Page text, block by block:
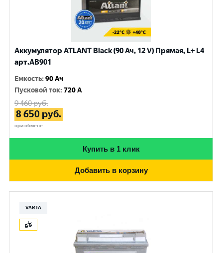
Аккумулятор ATLANT Black (90 Ач, 12 V) Прямая, L+ L4
арт.AB901
Емкость:90 Ач
Пусковой ток:720 A
9 460руб.
8 650 руб.
при обмене
Купить в 1 клик
Добавить в корзину
VARTA